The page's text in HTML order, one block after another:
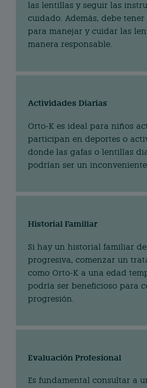
las lentillas y seguir las
cuidado. Además, debe
para manejar y cuidar las
manera responsable.
Actividades Diarias
Orto-K es ideal para niños
participan en deportes o
donde las gafas o lentillas
podrían ser un
Historial Familiar
Si hay un historial familiar
progresiva, comenzar un
como Orto-K a una edad
podría ser beneficioso para
progresión.
Evaluación Profesional
Es fundamental consultar a